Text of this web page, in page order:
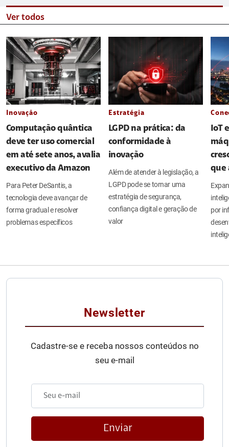
Ver todos
Inovação
Computação quântica
deve ter uso comercial
em até sete anos, avalia
executivo da Amazon
Para Peter DeSantis, a
tecnologia deve avançar de
forma gradual e resolver
problemas específicos
Estratégia
LGPD na prática: da
conformidade à
inovação
Além de atender à legislação, a
LGPD pode se tornar uma
estratégia de segurança,
confiança digital e geração de
valor
IoT
que
por
Newsletter
Cadastre-se e receba nossos conteúdos no
seu e-mail
Enviar